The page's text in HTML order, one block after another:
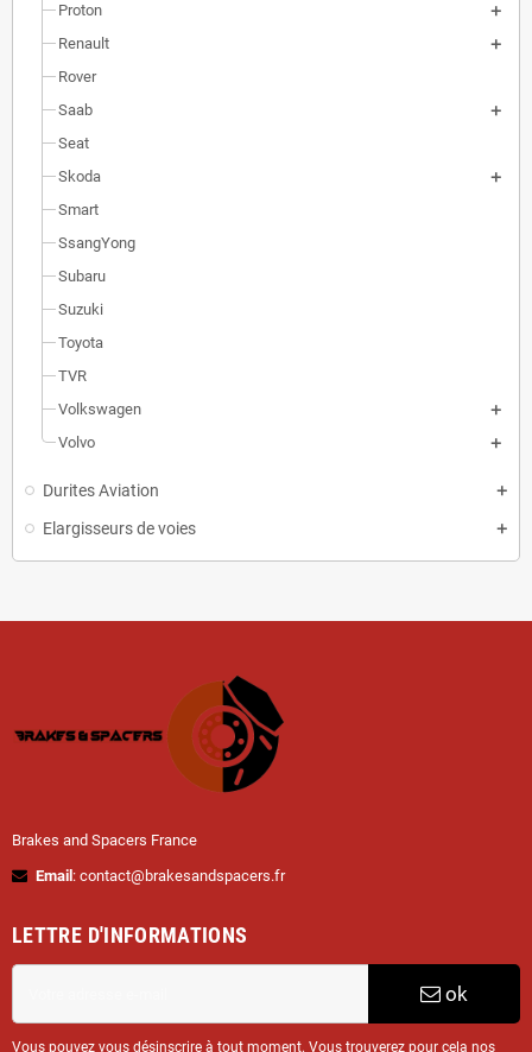
Proton
Renault
Rover
Saab
Seat
Skoda
Smart
SsangYong
Subaru
Suzuki
Toyota
TVR
Volkswagen
Volvo
Durites Aviation
Elargisseurs de voies
Brakes and Spacers France
Email : contact@brakesandspacers.fr
LETTRE D'INFORMATIONS
ok
Vous pouvez vous désinscrire à tout moment. Vous trouverez pour cela nos